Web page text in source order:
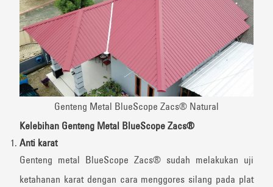
Genteng Metal BlueScope Zacs® Natural
Kelebihan Genteng Metal BlueScope Zacs®
Anti karat
Genteng metal BlueScope Zacs® sudah melakukan uji
ketahanan karat dengan cara menggores silang pada plat